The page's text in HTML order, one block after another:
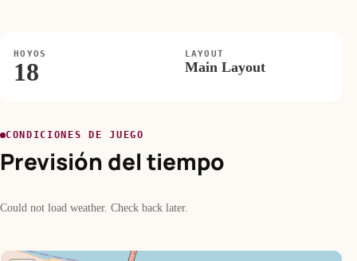
HOYOS
18
LAYOUT
Main Layout
CONDICIONES DE JUEGO
Previsión del tiempo
Could not load weather. Check back later.